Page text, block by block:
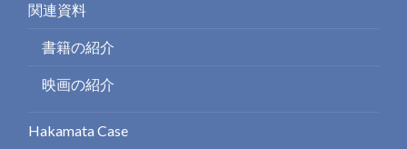
関連資料
書籍の紹介
映画の紹介
Hakamata Case